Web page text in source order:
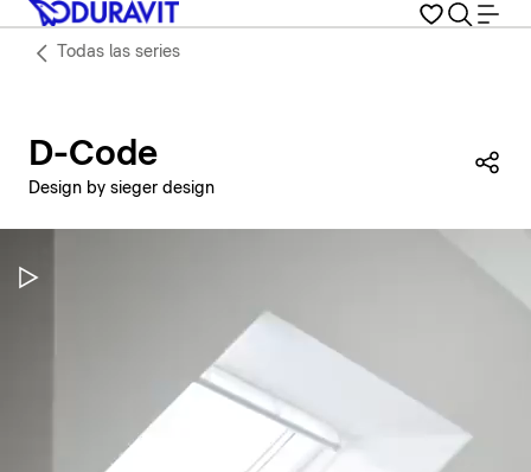
Todas las series
D-Code
Design by sieger design
Pausar vídeo